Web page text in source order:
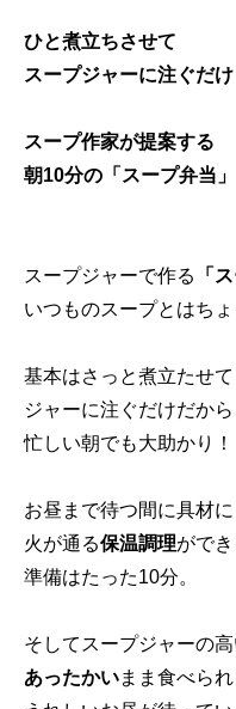
ひと煮立ちさせて
スープジャーに注ぐだけ
スープ作家が提案する
朝10分の「スープ弁当」
スープジャーで作る 「
いつものスープとはちょ
基本はさっと煮立たせて
ジャーに注ぐだけだから
忙しい朝でも大助かり！
お昼まで待つ間に具材
火が通る保温調理ができ
準備はたった10分。
そしてスープジャーの高
あったかいまま食べられ